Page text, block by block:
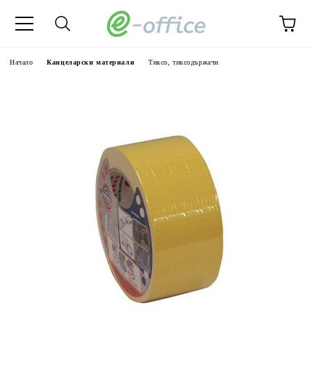
Начало Канцеларски материали Тиксо, тиксодържачи